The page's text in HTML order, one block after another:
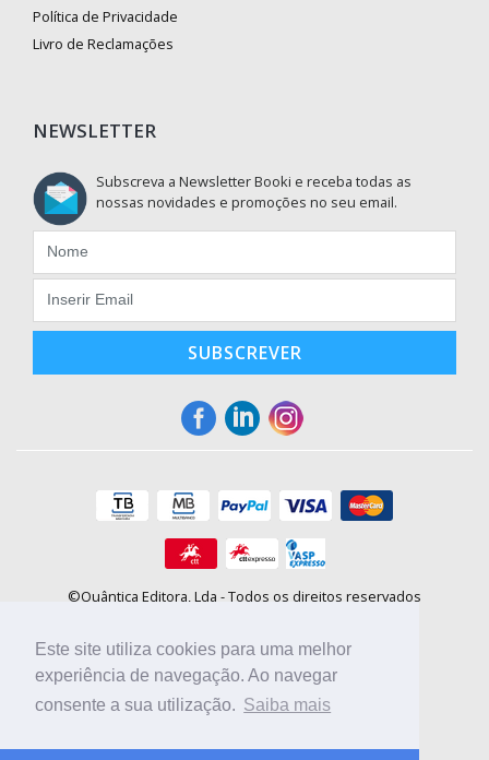
Este site utiliza cookies para uma melhor
experiência de navegação. Ao navegar
consente a sua utilização. Saiba mais
Política de Privacidade
Livro de Reclamações
NEWSLETTER
Subscreva a Newsletter Booki e receba todas as
nossas novidades e promoções no seu email.
SUBSCREVER
©Quântica Editora, Lda - Todos os direitos reservados
E-mail: info@booki.pt
Tel.: +351 220 104 872(custo de chamada para a rede fixa